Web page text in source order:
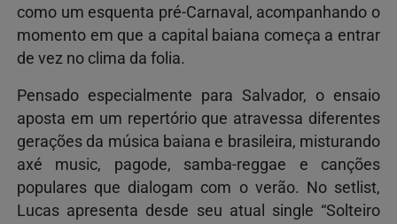
como um esquenta pré-Carnaval, acompanhando o
momento em que a capital baiana começa a entrar
de vez no clima da folia.
Pensado especialmente para Salvador, o ensaio
aposta em um repertório que atravessa diferentes
gerações da música baiana e brasileira, misturando
axé music, pagode, samba-reggae e canções
populares que dialogam com o verão. No setlist,
Lucas apresenta desde seu atual single “Solteiro